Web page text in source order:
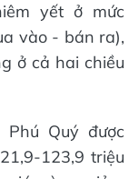
yết ở mức
vào - bán ra),
ở cả hai chiều
Quý được
123,9 triệu